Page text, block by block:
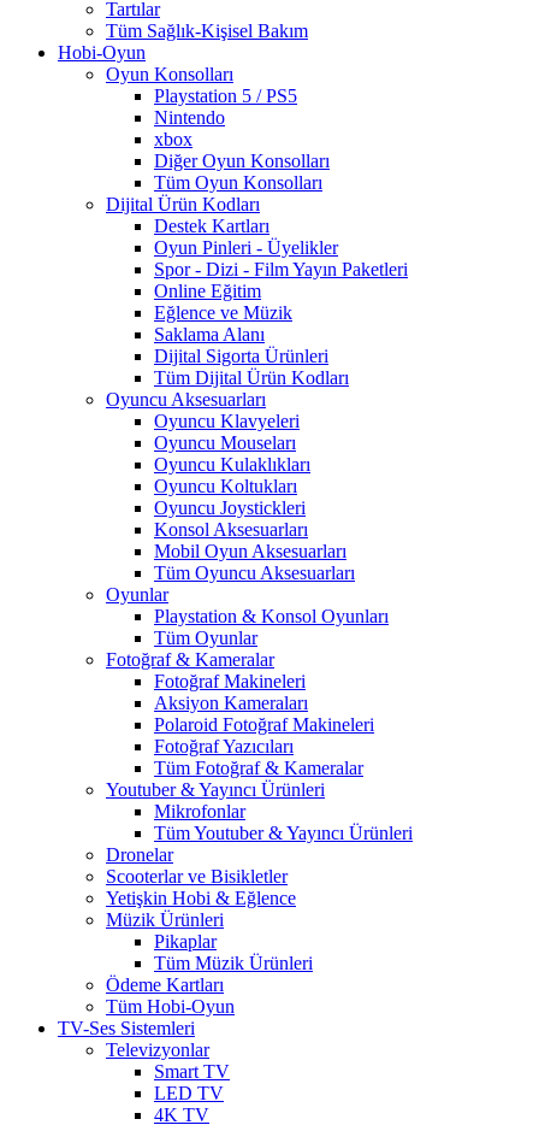
Tartılar
Tüm Sağlık-Kişisel Bakım
Hobi-Oyun
Oyun Konsolları
Playstation 5 / PS5
Nintendo
xbox
Diğer Oyun Konsolları
Tüm Oyun Konsolları
Dijital Ürün Kodları
Destek Kartları
Oyun Pinleri - Üyelikler
Spor - Dizi - Film Yayın Paketleri
Online Eğitim
Eğlence ve Müzik
Saklama Alanı
Dijital Sigorta Ürünleri
Tüm Dijital Ürün Kodları
Oyuncu Aksesuarları
Oyuncu Klavyeleri
Oyuncu Mouseları
Oyuncu Kulaklıkları
Oyuncu Koltukları
Oyuncu Joystickleri
Konsol Aksesuarları
Mobil Oyun Aksesuarları
Tüm Oyuncu Aksesuarları
Oyunlar
Playstation & Konsol Oyunları
Tüm Oyunlar
Fotoğraf & Kameralar
Fotoğraf Makineleri
Aksiyon Kameraları
Polaroid Fotoğraf Makineleri
Fotoğraf Yazıcıları
Tüm Fotoğraf & Kameralar
Youtuber & Yayıncı Ürünleri
Mikrofonlar
Tüm Youtuber & Yayıncı Ürünleri
Dronelar
Scooterlar ve Bisikletler
Yetişkin Hobi & Eğlence
Müzik Ürünleri
Pikaplar
Tüm Müzik Ürünleri
Ödeme Kartları
Tüm Hobi-Oyun
TV-Ses Sistemleri
Televizyonlar
Smart TV
LED TV
4K TV